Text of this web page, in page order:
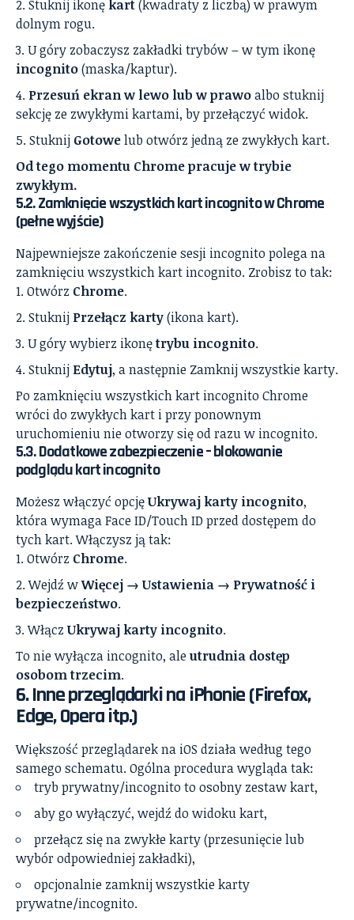
Stuknij ikonę kart(kwadraty z liczbą) w prawym
dolnym rogu.
U góry zobaczysz zakładki trybów – w tym ikonę
incognito(maska/kaptur).
Przesuń ekran w lewo lub w prawoalbo stuknij
sekcję ze zwykłymi kartami, by przełączyć widok.
Stuknij Gotowelub otwórz jedną ze zwykłych kart.
Od tego momentu Chrome pracuje w trybie
zwykłym.
5.2. Zamknięcie wszystkich kart incognito w Chrome
(pełne wyjście)
Najpewniejsze zakończenie sesji incognito polega na
zamknięciu wszystkich kart incognito. Zrobisz to tak:
Otwórz Chrome.
Stuknij Przełącz karty(ikona kart).
U góry wybierz ikonętrybu incognito.
Stuknij Edytuj, a następnie Zamknij wszystkie karty.
Po zamknięciu wszystkich kart incognito Chrome
wróci do zwykłych kart i przy ponownym
uruchomieniu nie otworzy się od razu w incognito.
5.3. Dodatkowe zabezpieczenie – blokowanie
podglądu kart incognito
Możesz włączyć opcjęUkrywaj karty incognito,
która wymaga Face ID/Touch ID przed dostępem do
tych kart. Włączysz ją tak:
Otwórz Chrome.
Wejdź wWięcej → Ustawienia → Prywatność i
bezpieczeństwo.
Włącz Ukrywaj karty incognito.
To nie wyłącza incognito, aleutrudnia dostęp
osobom trzecim.
6. Inne przeglądarki na iPhonie (Firefox,
Edge, Opera itp.)
Większość przeglądarek na iOS działa według tego
samego schematu. Ogólna procedura wygląda tak:
tryb prywatny/incognito to osobny zestaw kart,
aby go wyłączyć, wejdź do widoku kart,
przełącz się na zwykłe karty (przesunięcie lub
wybór odpowiedniej zakładki),
opcjonalnie zamknij wszystkie karty
prywatne/incognito.